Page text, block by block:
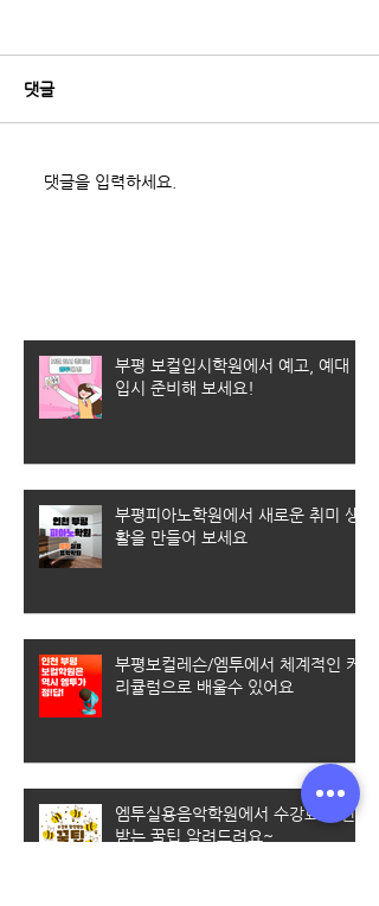
댓글
댓글을 입력하세요.
부평 보컬입시학원에서 예고, 예대
입시 준비해 보세요!
부평피아노학원에서 새로운 취미 생
활을 만들어 보세요
부평보컬레슨/엠투에서 체계적인 커
리큘럼으로 배울수 있어요
엠투실용음악학원에서 수강료 할인
받는 꿀팁 알려드려요~